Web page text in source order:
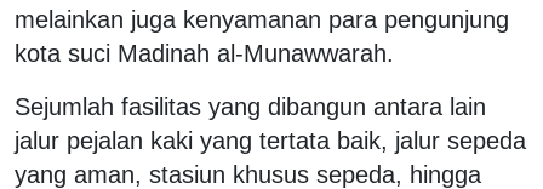
melainkan juga kenyamanan para pengunjung
kota suci Madinah al-Munawwarah.
Sejumlah fasilitas yang dibangun antara lain
jalur pejalan kaki yang tertata baik, jalur sepeda
yang aman, stasiun khusus sepeda, hingga